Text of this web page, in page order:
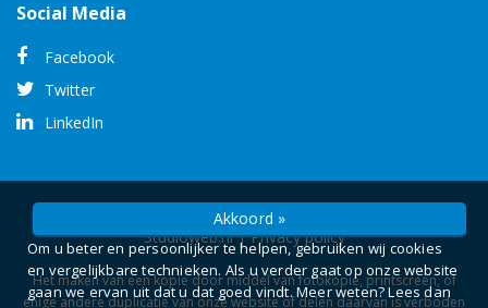
Social Media
Facebook
Twitter
LinkedIn
Camelot ICT Groep
Studioweb.nl|Privacy policy
Het maken van een kopie door middel van fotokopie, printscreen, of
enige andere duplicatie van onze website of delen daarvan is verboden
Akkoord »
Om u beter en persoonlijker te helpen, gebruiken wij cookies
en vergelijkbare technieken. Als u verder gaat op onze website
gaan we ervan uit dat u dat goed vindt. Meer weten? Lees dan